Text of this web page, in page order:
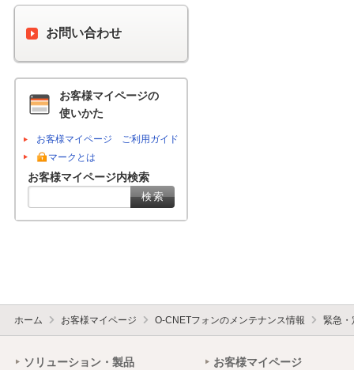
お問い合わせ
お客様マイページの
使いかた
お客様マイページ ご利用ガイド
マークとは
お客様マイページ内検索
ホーム お客様マイページ O-CNETフォンのメンテナンス情報 緊急・
ソリューション・製品 お客様マイページ